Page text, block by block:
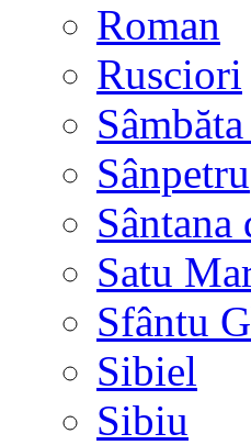
Roman
Rusciori
Sânpetru
Sântana
Satu
Sfântu
Sibiel
Sibiu